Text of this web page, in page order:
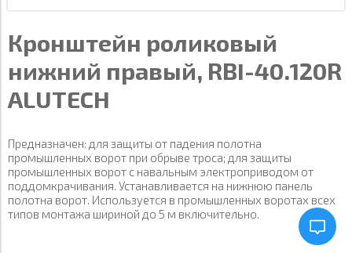
Кронштейн роликовый
нижний правый, RBI-40.120R
ALUTECH
Предназначен: для защиты от падения полотна
промышленных ворот при обрыве троса; для защиты
промышленных ворот с навальным электроприводом от
поддомкрачивания. Устанавливается на нижнюю панель
полотна ворот. Используется в промышленных воротах всех
типов монтажа шириной до 5 м включительно.